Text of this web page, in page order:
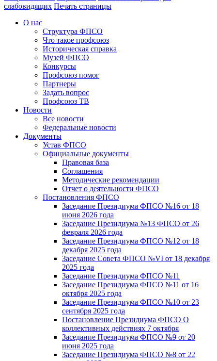
слабовидящих Печать страницы
О нас
Структура ФПСО
Что такое профсоюз
Историческая справка
Музей ФПСО
Конкурсы
Профсоюз помог
Партнеры
Задать вопрос
Профсоюз ТВ
Новости
Все новости
Федеральные новости
Документы
Устав ФПСО
Официальные документы
Правовая база
Соглашения
Методические рекомендации
Отчет о деятельности ФПСО
Постановления ФПСО
Заседание Президиума ФПСО №16 от 18
июня 2026 года
Заседание Президиума №13 ФПСО от 26
февраля 2026 года
Заседание Президиума ФПСО №12 от 18
декабря 2025 года
Заседание Совета ФПСО №VI от 18 декабря
2025 года
Заседание Президиума ФПСО №11
Заседание Президиума ФПСО №11 от 16
октября 2025 года
Заседание Президиума ФПСО №10 от 23
сентября 2025 года
Постановление Президиума ФПСО О
коллективных действиях 7 октября
Заседание Президиума ФПСО №9 от 20
июня 2025 года
Заседание Президиума ФПСО №8 от 22